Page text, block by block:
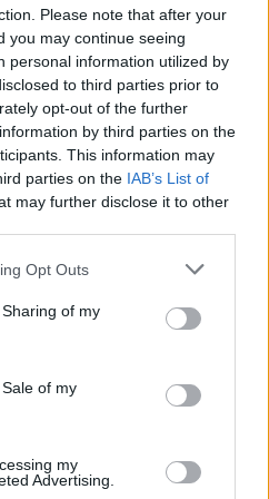
Please note that after your
you may continue seeing
personal information utilized by
to third parties prior to
opt-out of the further
by third parties on the
This information may
parties on the IAB’s List of
may further disclose it to other
Opt Outs
of my
of my
my
Advertising.
την
του
στο
δημοσιότητα το πρώτο
τον ανώτατο ηγέτη του